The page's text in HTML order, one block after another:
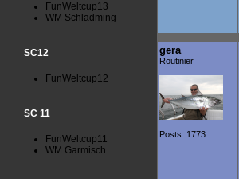
FunWeltcup13
WM Schladming
SC12
FunWeltcup12
SC 11
FunWeltcup11
WM Garmisch
gera
Routinier
Posts: 1773